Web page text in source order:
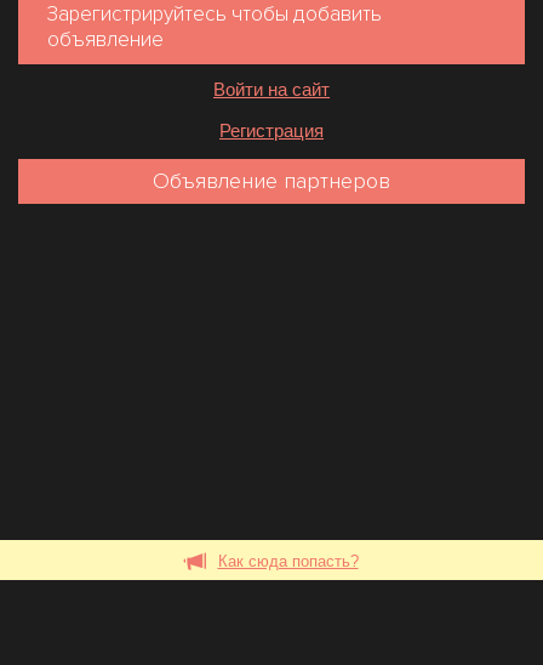
Зарегистрируйтесь чтобы добавить
объявление
Войти на сайт
Регистрация
Объявление партнеров
Как сюда попасть?